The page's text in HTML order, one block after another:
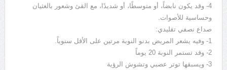
4- وقد يكون نابضاً، أو متوسطًا، أو شديدًا، مع القئ وشعور بالغثيان
وحساسية للأصوات.
صداع نصفي تقليدي:
1- وفيه يشعر المريض بدنو النوبة مرتين على الأقل سنوياً.
2- وقد تستمر النوبة 20 يوماً
3- ويسبقها توتر عصبي وتشوش الرؤية